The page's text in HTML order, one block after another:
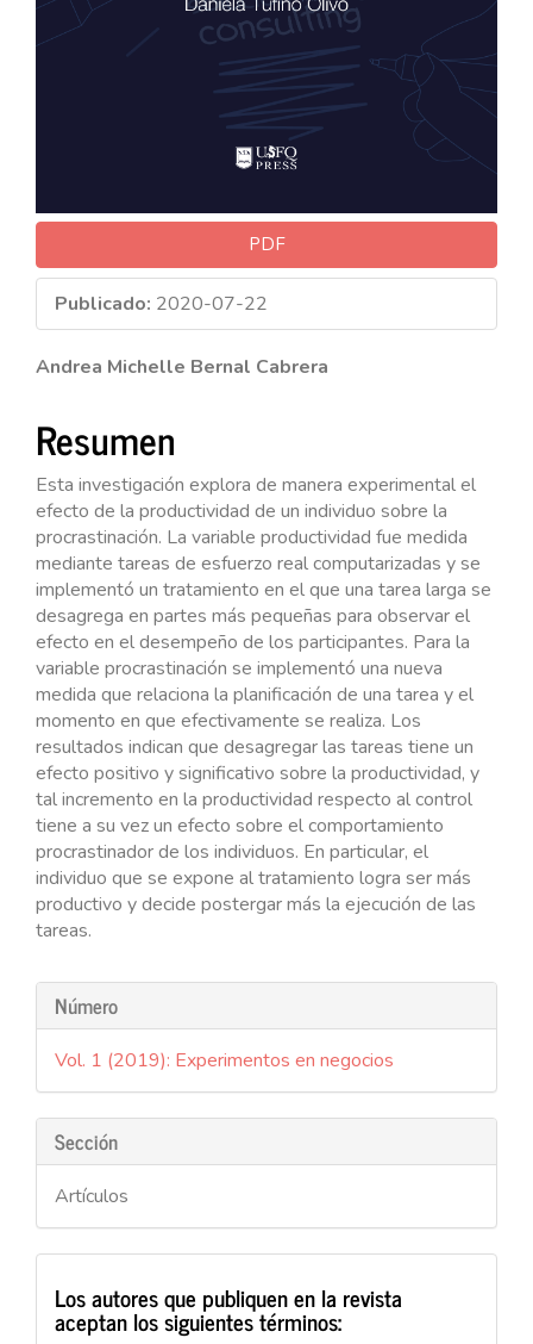
PDF
Publicado: 2020-07-22
Contenido
principal
del
artículo
Andrea Michelle Bernal Cabrera
Resumen
Esta investigación explora de manera experimental el
efecto de la productividad de un individuo sobre la
procrastinación. La variable productividad fue medida
mediante tareas de esfuerzo real computarizadas y se
implementó un tratamiento en el que una tarea larga se
desagrega en partes más pequeñas para observar el
efecto en el desempeño de los participantes. Para la
variable procrastinación se implementó una nueva
medida que relaciona la planificación de una tarea y el
momento en que efectivamente se realiza. Los
resultados indican que desagregar las tareas tiene un
efecto positivo y significativo sobre la productividad, y
tal incremento en la productividad respecto al control
tiene a su vez un efecto sobre el comportamiento
procrastinador de los individuos. En particular, el
individuo que se expone al tratamiento logra ser más
productivo y decide postergar más la ejecución de las
tareas.
Detalles
del
artículo
Número
Vol. 1 (2019): Experimentos en negocios
Sección
Artículos
Los autores que publiquen en la revista
aceptan los siguientes términos: